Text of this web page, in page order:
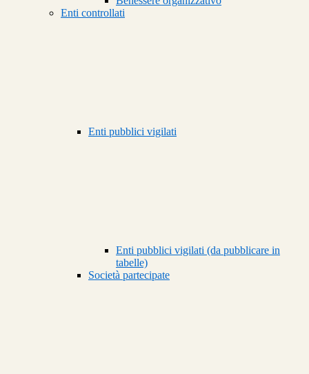
Enti controllati
Enti pubblici vigilati
Enti pubblici vigilati (da pubblicare in
tabelle)
Società partecipate